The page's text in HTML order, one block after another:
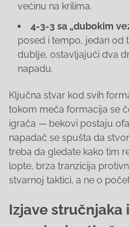
većinu na krilima.
4-3-3 sa „dubokim
posed i tempo, jedan od
dublje, ostavljajući dva
napadu.
Ključna stvar kod svih
tokom meča formacija se
igrača — bekovi postaju
napadač se spušta da
treba da gledate kako tim
lopte, brza tranzicija
stvarnoj taktici, a ne o
Izjave stručnjaka